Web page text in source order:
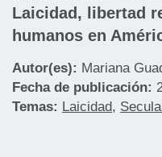
Laicidad, libertad
humanos en
Autor(es): Mariana
Fecha de publicación:
Temas: Laicidad,